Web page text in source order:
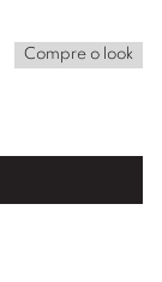
Compre o look